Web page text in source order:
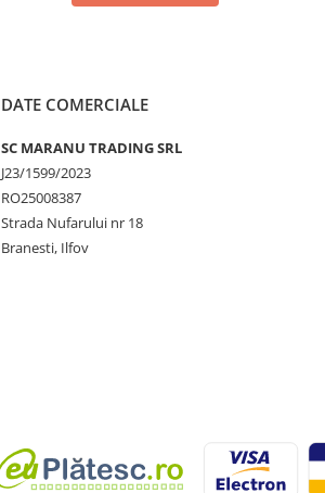
DATE COMERCIALE
SC MARANU TRADING SRL
J23/1599/2023
RO25008387
Strada Nufarului nr 18
Branesti, Ilfov